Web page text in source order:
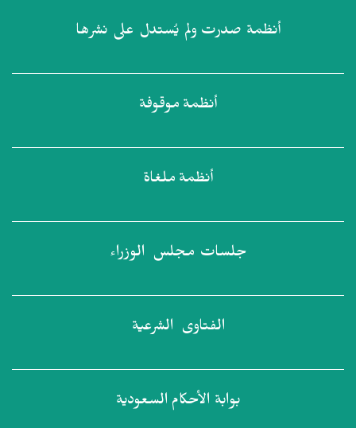
أنظمة صدرت ولم يُستدل على نشرها
أنظمة موقوفة
أنظمة ملغاة
جلسات مجلس الوزراء
الفتاوى الشرعية
بوابة الأحكام السعودية